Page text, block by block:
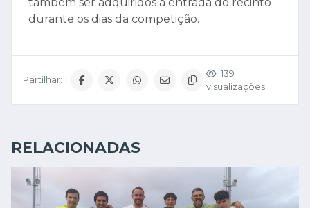
durante os dias da competição.
Partilhar:
139
visualizações
RELACIONADAS